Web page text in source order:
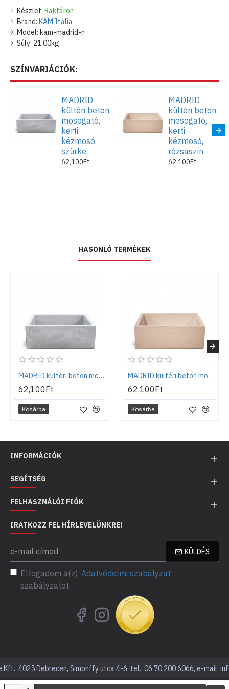
Kényelmes használat
használatot tesz lehetővé. Ideális kerti étkezések, sütés-főzés
előkészítéséhez, kültéri kézmosónak, kerti fali mosdónak is.
Falra és pultra is szerelhető.
A termék 100%-ban Olaszországban készült.
Az összes szabványos szabadon folyó lefolyóval kompatibilis (levehető
A mosogató méretei:
Magasság: 16 cm
Szélesség: 35 cm
Hossza: 45 cm
Készlet: Raktáron
Brand: KAM Italia
Model: kam-madrid-n
Súly: 21.00kg
SZÍNVARIÁCIÓK:
MADRID
kültéri beton
mosogató,
kerti
kézmosó,
szürke
62,100Ft
MADRID
kültéri beton
mosogató,
kerti
kézmosó,
rózsaszín
62,100Ft
HASONLÓ TERMÉKEK
MADRID kültéri beton mosogató, kerti kézmosó, szürke
62,100Ft
Kosárba
MADRID kültéri beton mosogató, kerti kézmosó, rózsaszín
62,100Ft
Kosárba
INFORMÁCIÓK
SEGÍTSÉG
FELHASZNÁLÓI FIÓK
IRATKOZZ FEL HÍRLEVELÜNKRE!
KÜLDÉS
Elfogadom a(z) Adatvédelmi szabályzat
szabályzatot.
4025 Debrecen, Simonffy utca 4-6, tel.: 06 70 200 6066, e-mail: